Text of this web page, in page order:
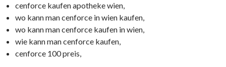
cenforce kaufen apotheke wien,
wo kann man cenforce in wien kaufen,
wo kann man cenforce kaufen in wien,
wie kann man cenforce kaufen,
cenforce 100 preis,